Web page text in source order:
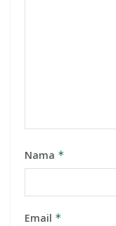
Nama *
Email *